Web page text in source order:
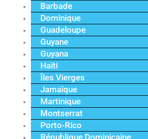
Barbade
Dominique
Guadeloupe
Guyane
Guyana
Haïti
Îles Vierges
Jamaïque
Martinique
Montserrat
Porto-Rico